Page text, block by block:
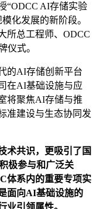
“ODCC AI存储实验
化发展的新阶段。
所总工程师、ODCC
仪式。
的AI存储创新平台
在AI基础设施与应
将聚焦AI存储与推
准建设与生态协同发
术共识，更吸引了国
极参与和广泛关
体系内的重要专项实
面向AI基础设施的
业引领属性。